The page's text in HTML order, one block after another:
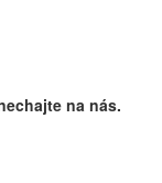
na nás.